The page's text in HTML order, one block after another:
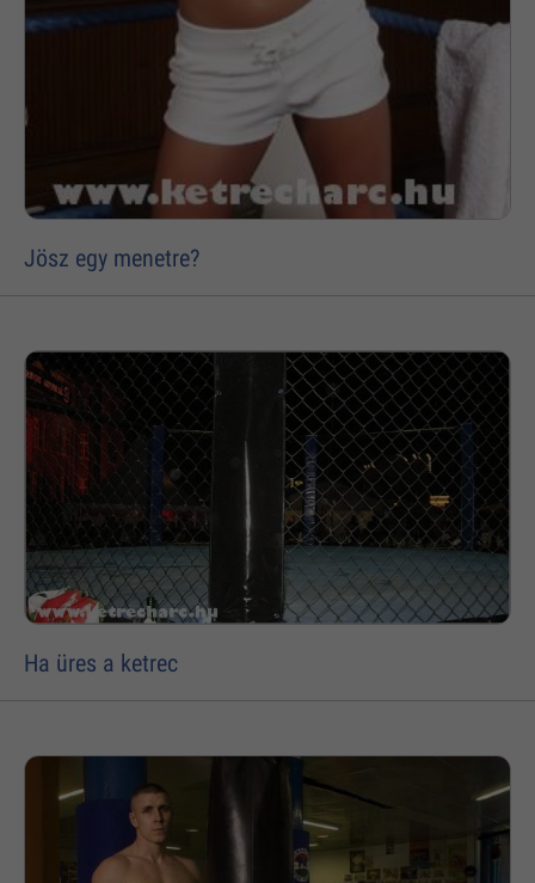
Jösz egy menetre?
Ha üres a ketrec